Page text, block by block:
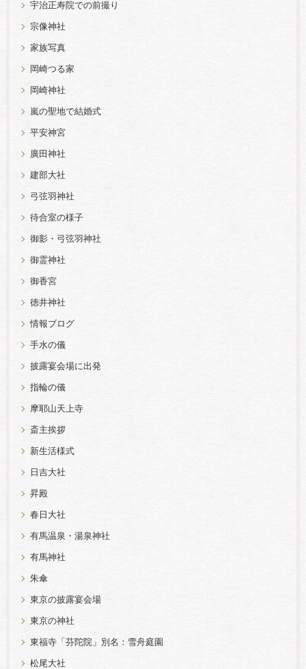
宇治正寿院での前撮り
宗像神社
家族写真
岡崎つる家
岡崎神社
嵐の聖地で結婚式
平安神宮
廣田神社
建部大社
弓弦羽神社
待合室の様子
御影・弓弦羽神社
御霊神社
御香宮
徳井神社
情報ブログ
手水の儀
披露宴会場に出発
指輪の儀
摩耶山天上寺
斎主挨拶
新生活様式
日吉大社
昇殿
春日大社
有馬温泉・湯泉神社
有馬神社
朱傘
東京の披露宴会場
東京の神社
東福寺「芬陀院」別名：雪舟庭園
松尾大社